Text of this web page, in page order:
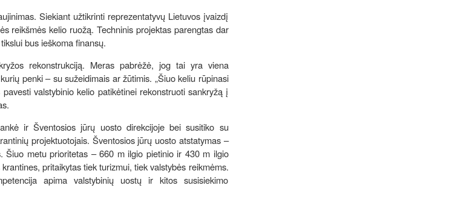
Siekiant užtikrinti reprezentatyvų Lietuvos įvaizdį
reikšmės kelio ruožą. Techninis projektas parengtas dar
bus ieškoma finansų.
rekonstrukciją. Meras pabrėžė, jog tai yra viena
penki – su sužeidimais ar žūtimis. „Šiuo keliu rūpinasi
valstybinio kelio patikėtinei rekonstruoti sankryžą į
ir Šventosios jūrų uosto direkcijoje bei susitiko su
projektuotojais. Šventosios jūrų uosto atstatymas –
Šiuo metu prioritetas – 660 m ilgio pietinio ir 430 m ilgio
pritaikytas tiek turizmui, tiek valstybės reikmėms.
apima valstybinių uostų ir kitos susisiekimo